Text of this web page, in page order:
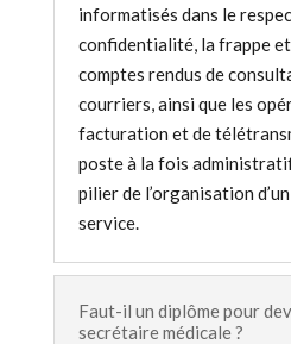
informatisés dans le
confidentialité, la frappe et
comptes rendus de
courriers, ainsi que les
facturation et de
poste à la fois
pilier de l’organisation
service.
Faut-il un diplôme pour
secrétaire médicale ?